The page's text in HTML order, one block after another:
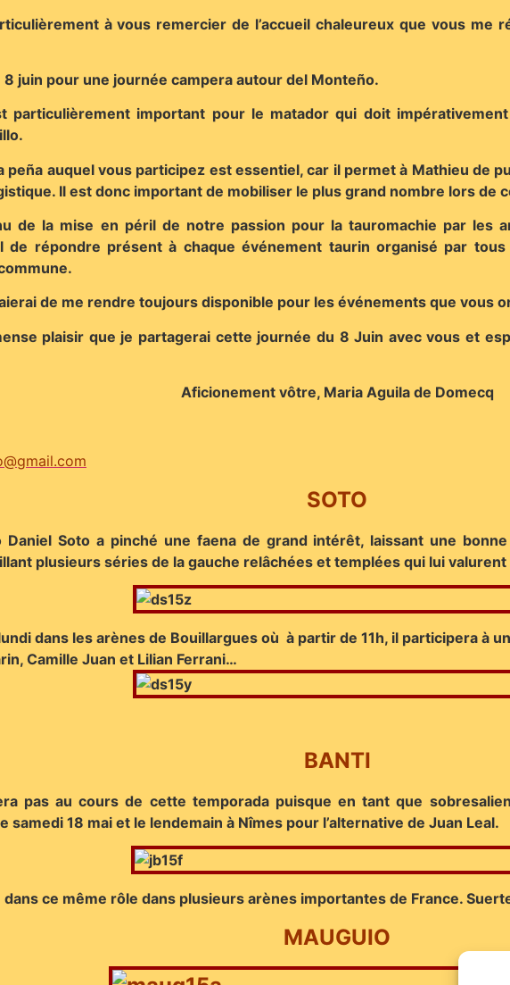
à vous remercier de l’accueil chaleureux que vous me
juin pour une journée campera autour del Monteño.
particulièrement important pour le matador qui doit
peña auquel vous participez est essentiel, car il permet à Mathieu de
Il est donc important de mobiliser le plus grand nombre lors de
de la mise en péril de notre passion pour la tauromachie par les
de répondre présent à chaque événement taurin organisé par
de me rendre toujours disponible pour les événements que vous
plaisir que je partagerai cette journée du 8 Juin avec vous et
Aficionement vôtre, Maria Aguila de Domecq
SOTO
Daniel Soto a pinché une faena de grand intérêt, laissant une
plusieurs séries de la gauche relâchées et templées qui lui
dans les arènes de Bouillargues où à partir de 11h, il participera à
Camille Juan et Lilian Ferrani…
BANTI
pas au cours de cette temporada puisque en tant que
samedi 18 mai et le lendemain à Nîmes pour l’alternative de Juan Leal.
ce même rôle dans plusieurs arènes importantes de France.
MAUGUIO